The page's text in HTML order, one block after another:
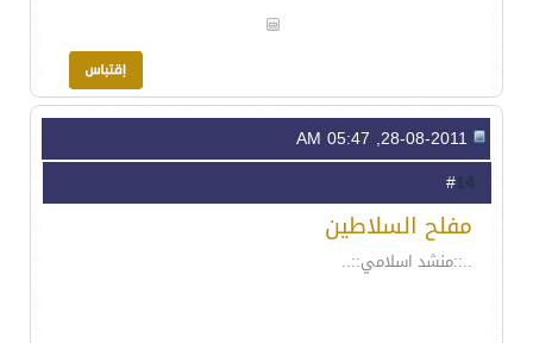
14
مفلح السلاطين
..::منشد اسلامي::..